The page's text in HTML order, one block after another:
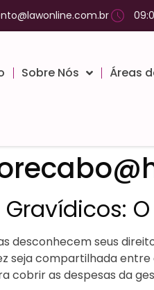
Sobre Nós Áreas
O
desconhecem seus
seja compartilhada entre
cobrir as despesas da